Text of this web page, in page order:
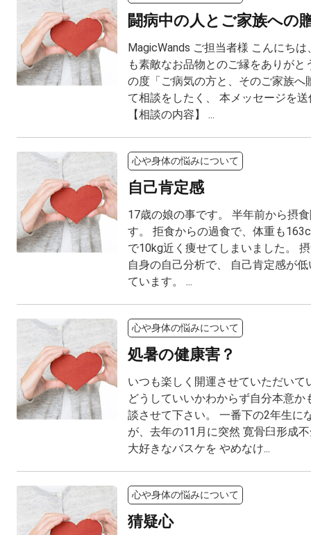
闘病中の人とご家族への
MagicWands ご担当者様 こんにち
も素敵なお品物とのご縁をありがと
の度「ご病気の方と、そのご家族へ
て相談をしたく、 本メッセージを
【相談の内容】 ...
心や身体の悩みについて
自己肯定感
17歳の娘の事です。 半年前から摂
す。 拒食からの過食で、体重も
で10kg近く痩せてしまいました。
自身の自己分析で、 自己肯定感が
ています。 ...
心や身体の悩みについて
処暑の健康害？
いつも楽しく開運させていただいて
どうしていいかわからず自分本意か
談させて下さい。 一番下の2年生に
が、去年の11月に突然 寛骨臼形成
大好きなバスケを やめなけ...
心や身体の悩みについて
猜疑心